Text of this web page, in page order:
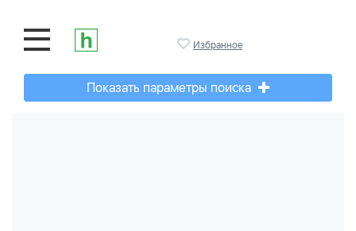
Избранное
Показать параметры поиска